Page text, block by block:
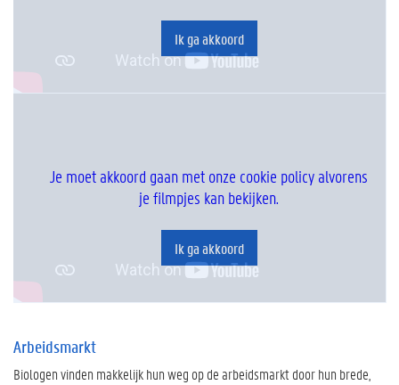
Ik ga akkoord
Je moet akkoord gaan met onze cookie policy alvorens
je filmpjes kan bekijken.
Ik ga akkoord
Arbeidsmarkt
Biologen vinden makkelijk hun weg op de arbeidsmarkt door hun brede,